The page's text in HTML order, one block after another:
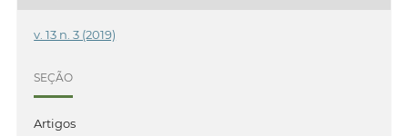
v. 13 n. 3 (2019)
SEÇÃO
Artigos